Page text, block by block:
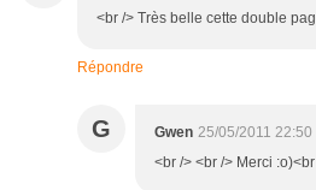
<br /> Très belle cette double
Répondre
G Gwen 25/05/2011 22:50
<br /> <br /> Merci